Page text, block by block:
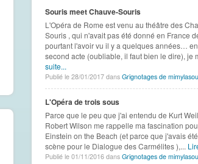
Souris meet Chauve-Souris
L'Opéra de Rome est venu au théâtre des
Souris , qui n'avait pas été donné en France
pourtant l'avoir vu il y a quelques années…
second acte (oubliable, il faut bien le dire), je
suite...
Publié le 28/01/2017 dans Grignotages de
L'Opéra de trois sous
Parce que le peu que j'ai entendu de Kurt
Robert Wilson me rappelle ma fascination
Einstein on the Beach (et parce que j'avais
scène pour le Dialogue des Carmélites ),...
Publié le 01/11/2016 dans Grignotages de